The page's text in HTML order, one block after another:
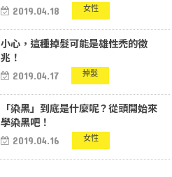
2019.04.18 女性
小心，這種掉髮可能是雄性禿的徵
兆！
2019.04.17 掉髮
「染黑」到底是什麼呢？從頭開始來
學染黑吧！
2019.04.16 女性